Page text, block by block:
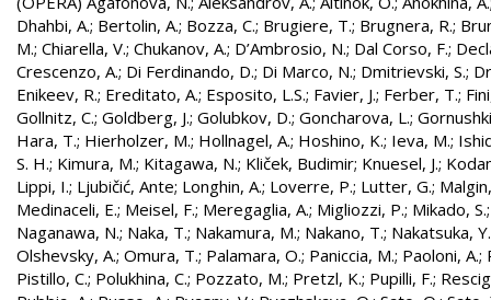
Dhahbi, A.; Bertolin, A.; Bozza, C.; Brugiere, T.; Brugnera, R.;
M.; Chiarella, V.; Chukanov, A.; D’Ambrosio, N.; Dal Corso, F.;
Crescenzo, A.; Di Ferdinando, D.; Di Marco, N.; Dmitrievski, S.;
Enikeev, R.; Ereditato, A.; Esposito, L.S.; Favier, J.; Ferber, T.;
Gollnitz, C.; Goldberg, J.; Golubkov, D.; Goncharova, L.;
Hara, T.; Hierholzer, M.; Hollnagel, A.; Hoshino, K.; Ieva, M.;
S. H.; Kimura, M.; Kitagawa, N.; Kliček, Budimir; Knuesel, J.;
Lippi, I.; Ljubičić, Ante; Longhin, A.; Loverre, P.; Lutter, G.;
Medinaceli, E.; Meisel, F.; Meregaglia, A.; Migliozzi, P.; Mikado, S.
Naganawa, N.; Naka, T.; Nakamura, M.; Nakano, T.; Nakatsuka, Y.
Olshevsky, A.; Omura, T.; Palamara, O.; Paniccia, M.; Paoloni, A.;
Pistillo, C.; Polukhina, C.; Pozzato, M.; Pretzl, K.; Pupilli, F.;